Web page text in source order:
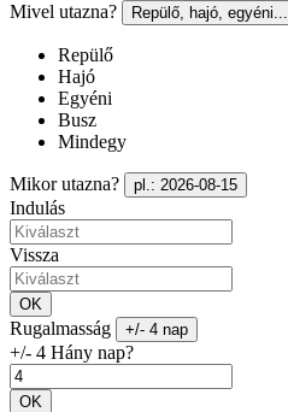
Mivel utazna?
Repülő, hajó, egyéni...
Repülő
Hajó
Egyéni
Busz
Mindegy
Mikor utazna? pl.: 2026-08-15
Indulás
Vissza
OK
Rugalmasság +/- 4 nap
+/- 4 Hány nap?
OK